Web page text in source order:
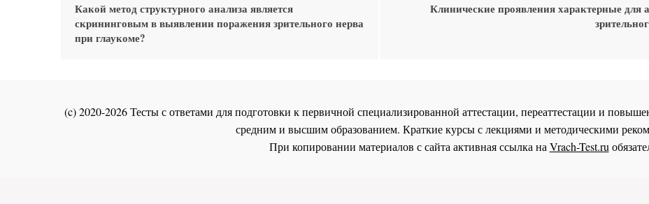
Какой метод структурного анализа является
скрининговым в выявлении поражения зрительного нерва
при глаукоме?
Клинические проявления характерные для
(c) 2020-2026 Тесты с ответами для подготовки к первичной специализированной аттестации, переаттестации и
средним и высшим образованием. Краткие курсы с лекциями и методическими
При копировании материалов с сайта активная ссылка наVrach-Test.ru